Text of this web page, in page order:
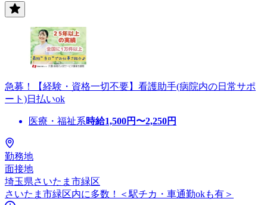
急募！【経験・資格一切不要】看護助手(病院内の日常サポ
ート)日払いok
医療・福祉系時給1,500円〜2,250円
勤務地
面接地
埼玉県さいたま市緑区
さいたま市緑区内に多数！＜駅チカ・車通勤okも有＞